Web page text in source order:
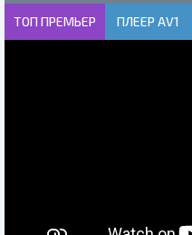
ТОП ПРЕМЬЕР ПЛЕЕР AV1